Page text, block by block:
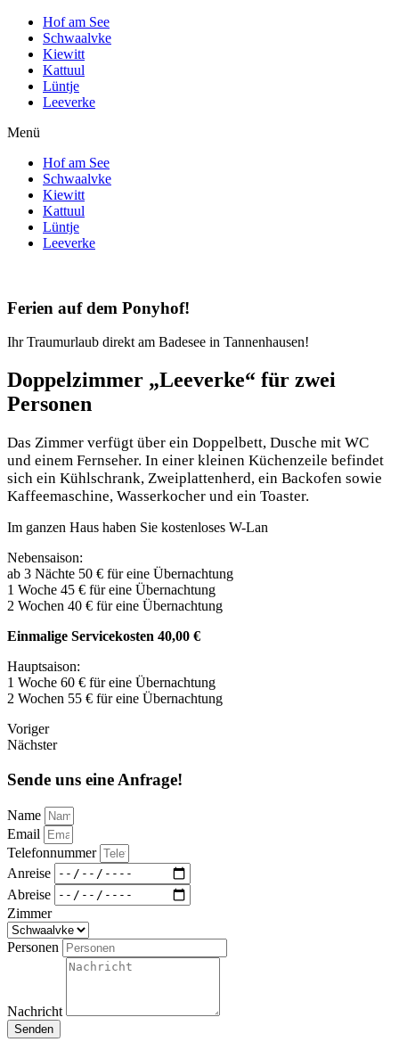
Hof am See
Schwaalvke
Kiewitt
Kattuul
Lüntje
Leeverke
Menü
Hof am See
Schwaalvke
Kiewitt
Kattuul
Lüntje
Leeverke
Ferien auf dem Ponyhof!
Ihr Traumurlaub direkt am Badesee in Tannenhausen!
Doppelzimmer „Leeverke“ für zwei
Personen
Das Zimmer verfügt über ein Doppelbett, Dusche mit WC
und einem Fernseher. In einer kleinen Küchenzeile befindet
sich ein Kühlschrank, Zweiplattenherd, ein Backofen sowie
Kaffeemaschine, Wasserkocher und ein Toaster.
Im ganzen Haus haben Sie kostenloses W-Lan
Nebensaison:
ab 3 Nächte 50 € für eine Übernachtung
1 Woche 45 € für eine Übernachtung
2 Wochen 40 € für eine Übernachtung
Einmalige Servicekosten 40,00 €
Hauptsaison:
1 Woche 60 € für eine Übernachtung
2 Wochen 55 € für eine Übernachtung
Voriger
Nächster
Sende uns eine Anfrage!
Name
Email
Telefonnummer
Anreise
Abreise
Zimmer
Personen
Nachricht
Senden